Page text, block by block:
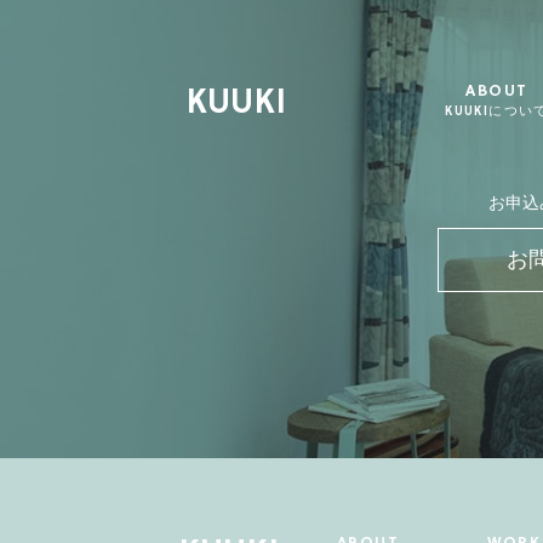
KUUKI ABOUT
KUUKIについ
お申
お